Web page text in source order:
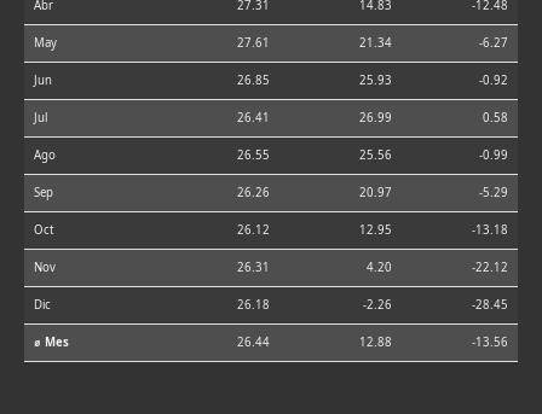
Abr 27.31 14.83 -12.48
May 27.61 21.34 -6.27
Jun 26.85 25.93 -0.92
Jul 26.41 26.99 0.58
Ago 26.55 25.56 -0.99
Sep 26.26 20.97 -5.29
Oct 26.12 12.95 -13.18
Nov 26.31 4.20 -22.12
Dic 26.18 -2.26 -28.45
⌀ Mes 26.44 12.88 -13.56